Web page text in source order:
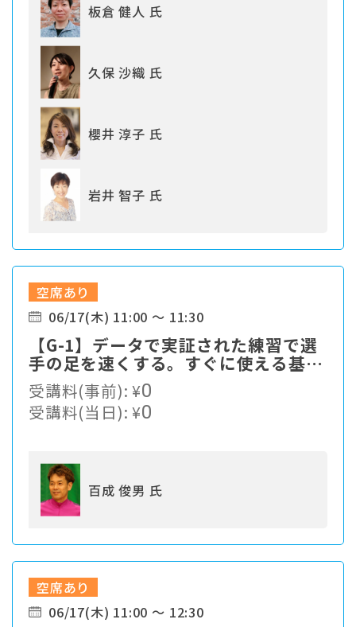
板倉 健人 氏
久保 沙織 氏
櫻井 淳子 氏
岩井 智子 氏
空席あり
06/17(木) 11:00 ～ 11:30
【G-1】データで実証された練習で選
手の足を速くする。すぐに使える基本
をお伝えします。
受講料(事前):¥0
受講料(当日):¥0
百成 俊男 氏
空席あり
06/17(木) 11:00 ～ 12:30